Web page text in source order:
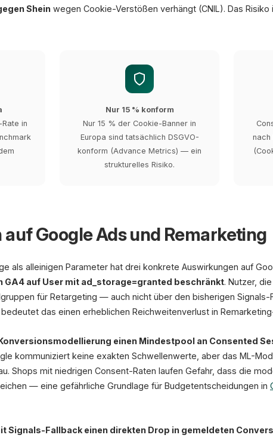
Shein wegen Cookie-Verstößen verhängt (CNIL). Das Risiko
in
Nur 15 % konform
Nur 15 % der Cookie-Banner in
Europa sind tatsächlich DSGVO-
konform (Advance Metrics) — ein
strukturelles Risiko.
nach
Google Ads und Remarketing
als alleinigen Parameter hat drei konkrete Auswirkungen auf
GA4 auf User mit ad_storage=granted beschränkt. Nutzer,
für Retargeting — auch nicht über den bisherigen Signals-
das einen erheblichen Reichweitenverlust in
einen Mindestpool an Consented
kommuniziert keine exakten Schwellenwerte, aber das ML-
Shops mit niedrigen Consent-Raten laufen Gefahr, dass die
— eine gefährliche Grundlage für Budgetentscheidungen in
Signals-Fallback einen direkten Drop in gemeldeten